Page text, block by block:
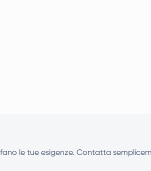
le tue esigenze. Contatta